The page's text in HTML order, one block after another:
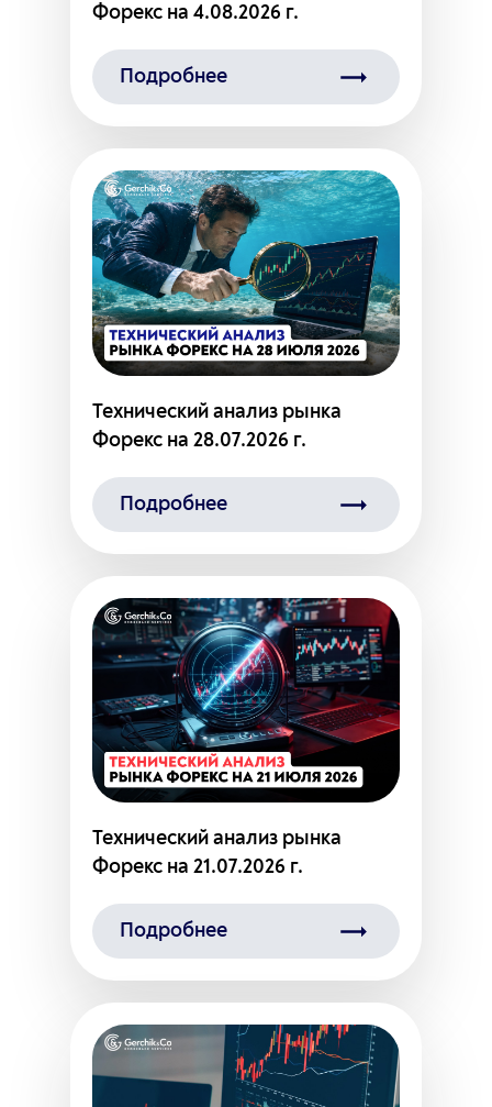
Форекс на 4.08.2026 г.
Подробнее
Технический анализ рынка
Форекс на 28.07.2026 г.
Подробнее
Технический анализ рынка
Форекс на 21.07.2026 г.
Подробнее